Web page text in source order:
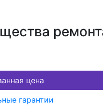
цена
гарантии